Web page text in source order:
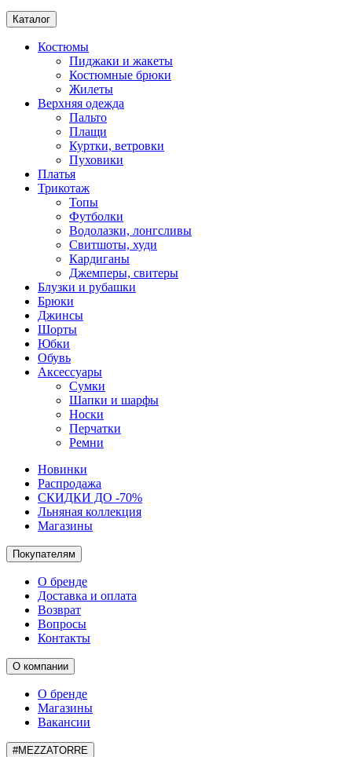
Каталог
Костюмы
Пиджаки и жакеты
Костюмные брюки
Жилеты
Верхняя одежда
Пальто
Плащи
Куртки, ветровки
Пуховики
Платья
Трикотаж
Топы
Футболки
Водолазки, лонгсливы
Свитшоты, худи
Кардиганы
Джемперы, свитеры
Блузки и рубашки
Брюки
Джинсы
Шорты
Юбки
Обувь
Аксессуары
Сумки
Шапки и шарфы
Носки
Перчатки
Ремни
Новинки
Распродажа
СКИДКИ ДО -70%
Льняная коллекция
Магазины
Покупателям
О бренде
Доставка и оплата
Возврат
Вопросы
Контакты
О компании
О бренде
Магазины
Вакансии
#MEZZATORRE